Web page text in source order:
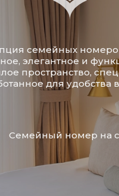
семейных
элегантное и
пространство,
для удобства
Семейный номер на